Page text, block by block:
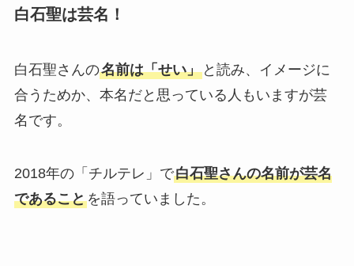
白石聖は芸名！
白石聖さんの名前は「せい」と読み、イメージに
合うためか、本名だと思っている人もいますが芸
名です。
2018年の「チルテレ」で白石聖さんの名前が芸名
であることを語っていました。